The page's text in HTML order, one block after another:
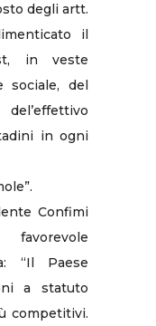
degli artt.
il
in veste
sociale, del
in ogni
Confimi
“Il Paese
a statuto
competitivi.